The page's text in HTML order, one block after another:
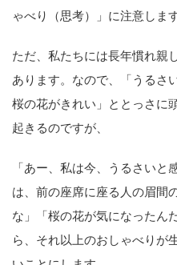
ゃべり（思考）」に注意します
ただ、私たちには長年慣れ親
あります。なので、「うるさ
桜の花がきれい」ととっさに
起きるのですが、
「あー、私は今、うるさい
は、前の座席に座る人の眉間
な」「桜の花が気になったん
ら、それ以上のおしゃべりが